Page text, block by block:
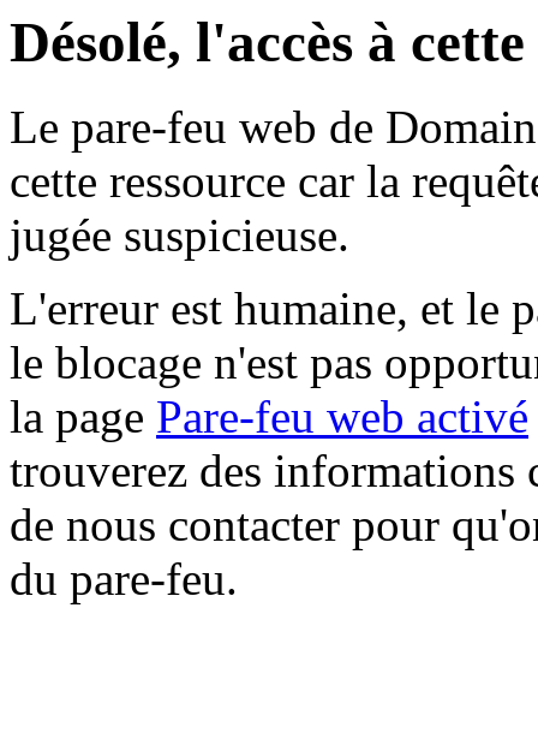
Désolé, l'accès à
Le pare-feu web de
cette ressource car la
jugée suspicieuse.
L'erreur est humaine, et le
le blocage n'est pas
la page Pare-feu web activé
trouverez des informations
de nous contacter pour
du pare-feu.